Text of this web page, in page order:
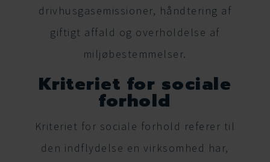
drivhusgasemissioner, håndtering af
giftigt affald og overholdelse af
miljøbestemmelser.
Kriteriet for sociale
forhold
Kriteriet for sociale forhold referer til
den indflydelse en virksomhed har,